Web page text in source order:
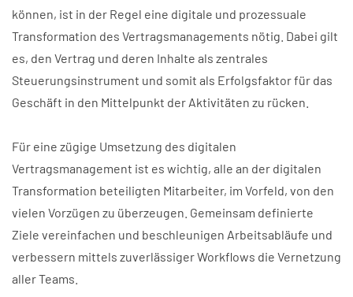
können, ist in der Regel eine digitale und prozessuale
Transformation des Vertragsmanagements nötig. Dabei gilt
es, den Vertrag und deren Inhalte als zentrales
Steuerungsinstrument und somit als Erfolgsfaktor für das
Geschäft in den Mittelpunkt der Aktivitäten zu rücken.
Für eine zügige Umsetzung des digitalen
Vertragsmanagement ist es wichtig, alle an der digitalen
Transformation beteiligten Mitarbeiter, im Vorfeld, von den
vielen Vorzügen zu überzeugen. Gemeinsam definierte
Ziele vereinfachen und beschleunigen Arbeitsabläufe und
verbessern mittels zuverlässiger Workflows die Vernetzung
aller Teams.